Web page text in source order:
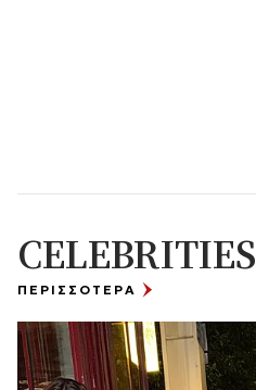
CELEBRITIES
ΠΕΡΙΣΣΟΤΕΡΑ